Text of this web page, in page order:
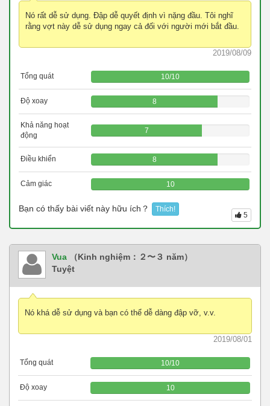
Nó rất dễ sử dụng. Đập dễ quyết định vì nặng đầu. Tôi nghĩ
rằng vợt này dễ sử dụng ngay cả đối với người mới bắt đầu.
2019/08/09
Tổng quát 10/10
Độ xoay 8
Khả năng hoạt
động
7
Điều khiển 8
Cảm giác 10
Bạn có thấy bài viết này hữu ích？ Thích!
5
Vua
（Kinh nghiệm：２〜３ năm）
Tuyệt
Nó khá dễ sử dụng và bạn có thể dễ dàng đập vỡ, v.v.
2019/08/01
Tổng quát 10/10
Độ xoay 10